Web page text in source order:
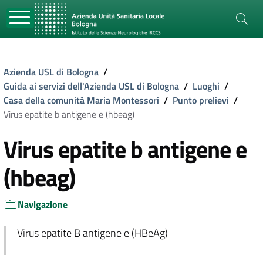
Azienda USL di Bologna /
Guida ai servizi dell'Azienda USL di Bologna / Luoghi /
Casa della comunità Maria Montessori / Punto prelievi /
Virus epatite b antigene e (hbeag)
Virus epatite b antigene e
(hbeag)
Navigazione
Virus epatite B antigene e (HBeAg)